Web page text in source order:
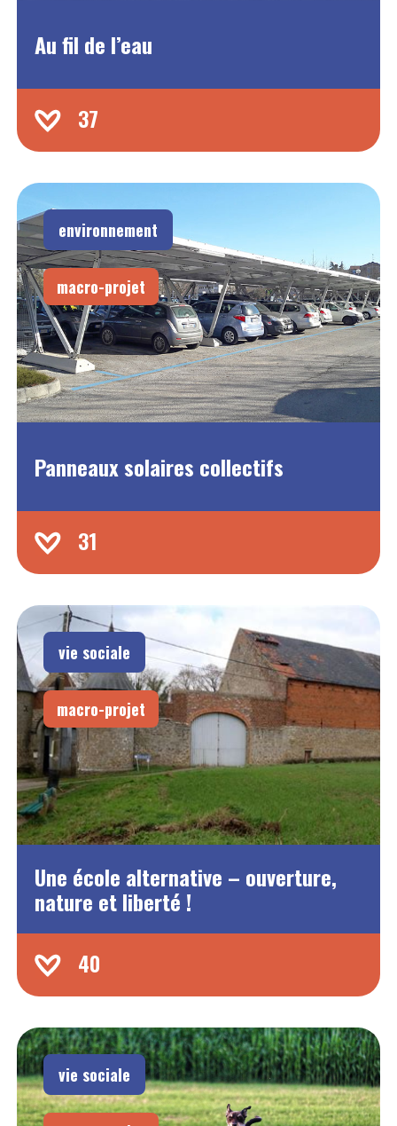
Au fil de l’eau
37
environnement
macro-projet
Panneaux solaires collectifs
31
vie sociale
macro-projet
Une école alternative – ouverture,
nature et liberté !
40
vie sociale